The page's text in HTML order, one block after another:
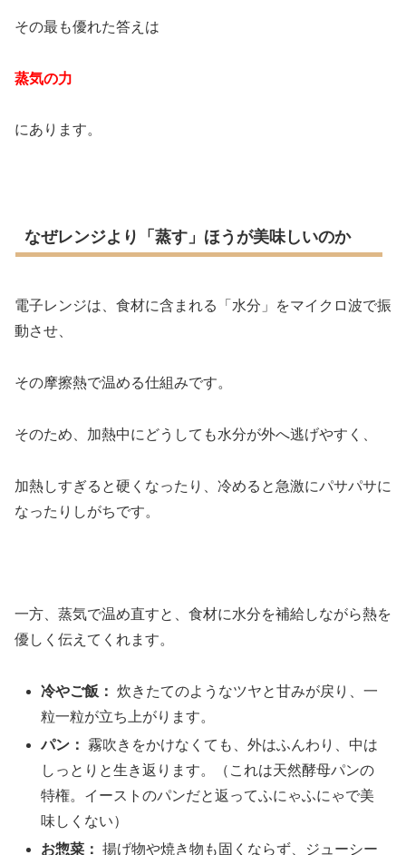
その最も優れた答えは
蒸気の力
にあります。
なぜレンジより「蒸す」ほうが美味しいのか
電子レンジは、食材に含まれる「水分」をマイクロ波で振
動させ、
その摩擦熱で温める仕組みです。
そのため、加熱中にどうしても水分が外へ逃げやすく、
加熱しすぎると硬くなったり、冷めると急激にパサパサに
なったりしがちです。
一方、蒸気で温め直すと、食材に水分を補給しながら熱を
優しく伝えてくれます。
冷やご飯： 炊きたてのようなツヤと甘みが戻り、一
粒一粒が立ち上がります。
パン：
霧吹きをかけなくても、外はふんわり、中は
しっとりと生き返ります。（これは天然酵母パンの
特権。イーストのパンだと返ってふにゃふにゃで美
味しくない）
お惣菜： 揚げ物や焼き物も固くならず、ジューシー